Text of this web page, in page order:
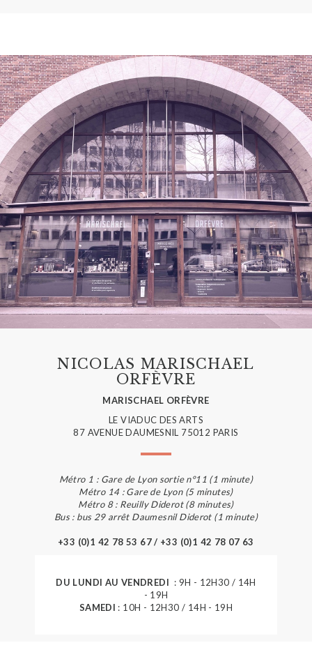
NICOLAS MARISCHAEL
ORFÈVRE
MARISCHAEL ORFÈVRE
LE VIADUC DES ARTS
87 AVENUE DAUMESNIL 75012 PARIS
Métro 1 : Gare de Lyon sortie n°11 (1 minute)
Métro 14 : Gare de Lyon (5 minutes)
Métro 8 : Reuilly Diderot (8 minutes)
Bus : bus 29 arrêt Daumesnil Diderot (1 minute)
+33 (0)1 42 78 53 67 / +33 (0)1 42 78 07 63
DU LUNDI AU VENDREDI : 9H - 12H30 / 14H
- 19H
SAMEDI : 10H - 12H30 / 14H - 19H